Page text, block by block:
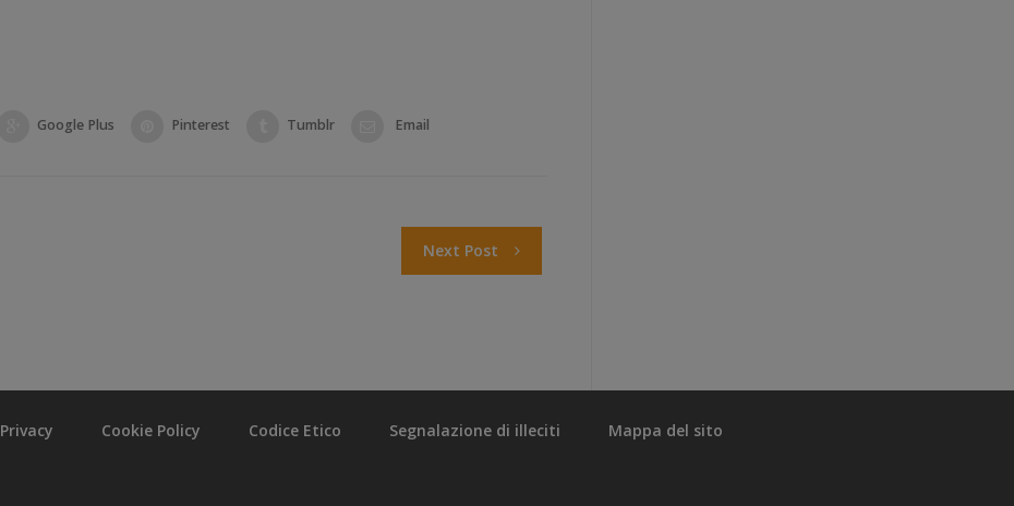
Google Plus Pinterest Tumblr Email
Next Post
Privacy Cookie Policy Codice Etico Segnalazione di illeciti Mappa del sito